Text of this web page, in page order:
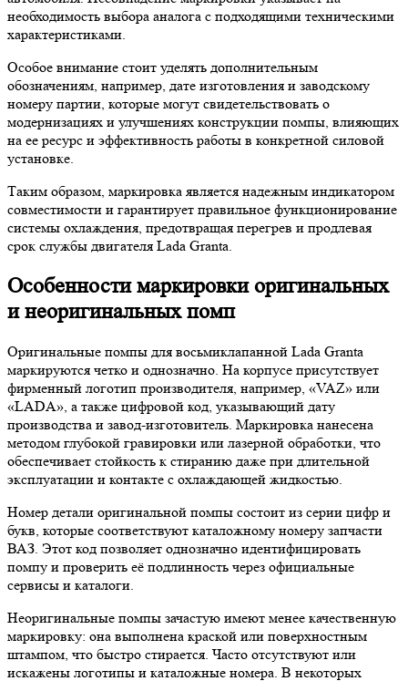
необходимость выбора аналога с подходящими техническими
характеристиками.
Особое внимание стоит уделять дополнительным
обозначениям, например, дате изготовления и заводскому
номеру партии, которые могут свидетельствовать о
модернизациях и улучшениях конструкции помпы, влияющих
на ее ресурс и эффективность работы в конкретной силовой
установке.
Таким образом, маркировка является надежным индикатором
совместимости и гарантирует правильное функционирование
системы охлаждения, предотвращая перегрев и продлевая
срок службы двигателя Lada Granta.
Особенности маркировки оригинальных
и неоригинальных помп
Оригинальные помпы для восьмиклапанной Lada Granta
маркируются четко и однозначно. На корпусе присутствует
фирменный логотип производителя, например, «VAZ» или
«LADA», а также цифровой код, указывающий дату
производства и завод-изготовитель. Маркировка нанесена
методом глубокой гравировки или лазерной обработки, что
обеспечивает стойкость к стиранию даже при длительной
эксплуатации и контакте с охлаждающей жидкостью.
Номер детали оригинальной помпы состоит из серии цифр и
букв, которые соответствуют каталожному номеру запчасти
ВАЗ. Этот код позволяет однозначно идентифицировать
помпу и проверить её подлинность через официальные
сервисы и каталоги.
Неоригинальные помпы зачастую имеют менее качественную
маркировку: она выполнена краской или поверхностным
штампом, что быстро стирается. Часто отсутствуют или
искажены логотипы и каталожные номера. В некоторых